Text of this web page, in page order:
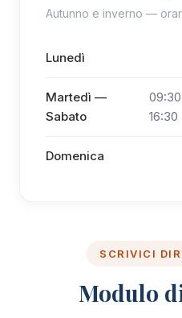
Autunno e inverno —
Lunedì
Martedì —
Sabato
16:30
Domenica
SCRIVICI
Modulo